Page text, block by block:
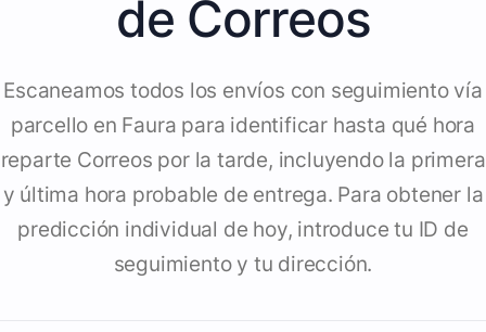
de Correos
Escaneamos todos los envíos con seguimiento vía
parcello en Faura para identificar hasta qué hora
reparte Correos por la tarde, incluyendo la primera
y última hora probable de entrega. Para obtener la
predicción individual de hoy, introduce tu ID de
seguimiento y tu dirección.